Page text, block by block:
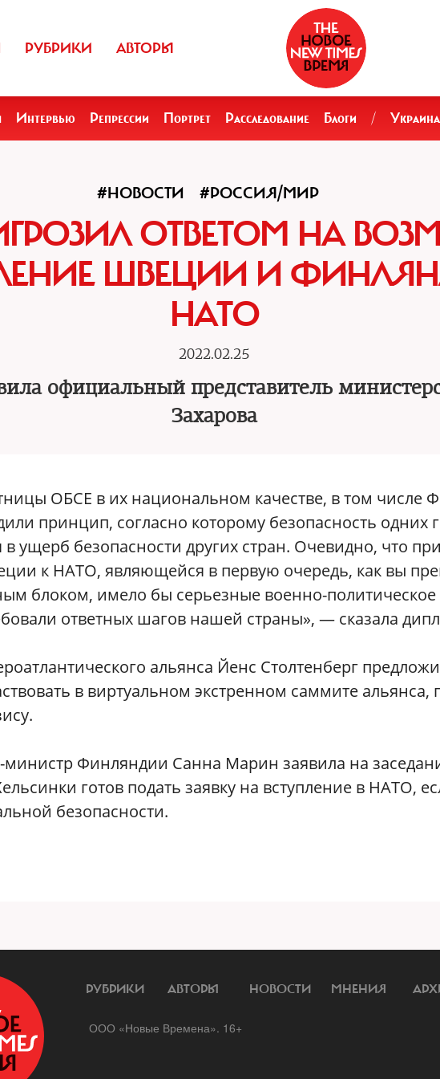
РУБРИКИ АВТОРЫ
Интервью Репрессии Портрет Расследование Блоги / Украина
#НОВОСТИ #РОССИЯ/МИР
ОТВЕТОМ НА
ШВЕЦИИ И
НАТО
2022.02.25
официальный представитель
Захарова
ОБСЕ в их национальном качестве, в том числе
принцип, согласно которому безопасность одних
в ущерб безопасности других стран. Очевидно, что
к НАТО, являющейся в первую очередь, как вы
блоком, имело бы серьезные военно-политическое
ответных шагов нашей страны», — сказала
альянса Йенс Столтенберг
в виртуальном экстренном саммите
министр Финляндии Санна Марин заявила на
готов подать заявку на вступление в НАТО,
безопасности.
РУБРИКИ АВТОРЫ НОВОСТИ МНЕНИЯ
ООО «Новые Времена». 16+